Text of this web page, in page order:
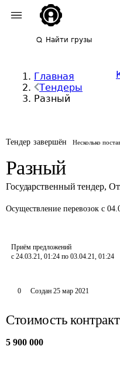
Найти грузы
Главная
Тендеры
Разный
Тендер завершён Несколько
Разный
Государственный тендер,
Осуществление перевозок с
Приём предложений
с 24.03.21, 01:24 по 03.04.21, 01:24
0 Создан 25 мар 2021
Стоимость
5 900 000